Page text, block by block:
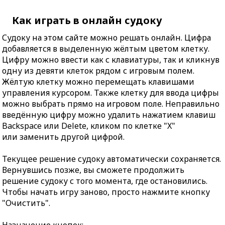
Как играть в онлайн судоку
Судоку на этом сайте можно решать онлайн. Цифра
добавляется в выделенную жёлтым цветом клетку.
Цифру можно ввести как с клавиатуры, так и кликнув
одну из девяти клеток рядом с игровым полем.
Жёлтую клетку можно перемещать клавишами
управления курсором. Также клетку для ввода цифры
можно выбрать прямо на игровом поле. Неправильно
введённую цифру можно удалить нажатием клавиш
Backspace или Delete, кликом по клетке "X"
или заменить другой цифрой.
Текущее решение судоку автоматически сохраняется.
Вернувшись позже, вы сможете продолжить
решение судоку с того момента, где остановились.
Чтобы начать игру заново, просто нажмите кнопку
"Очистить".